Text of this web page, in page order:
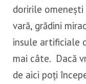
doririle omenești
vară, grădini
insule artificiale
mai câte. Dacă
de aici poți